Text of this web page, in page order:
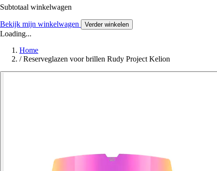
Subtotaal winkelwagen
Bekijk mijn winkelwagen Verder winkelen
Loading...
Home
/ Reserveglazen voor brillen Rudy Project Kelion